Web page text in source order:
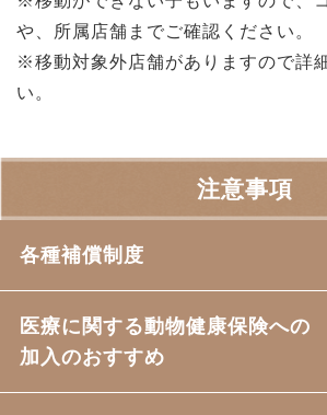
や、所属店舗までご確認ください。
※移動対象外店舗がありますので詳
い。
注意事項
各種補償制度
医療に関する動物健康保険への
加入のおすすめ